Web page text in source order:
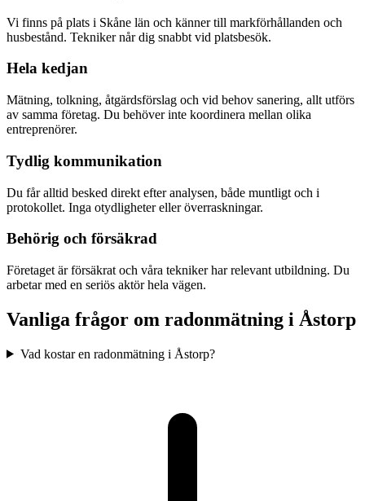
Vi finns på plats i Skåne län och känner till markförhållanden och
husbestånd. Tekniker når dig snabbt vid platsbesök.
Hela kedjan
Mätning, tolkning, åtgärdsförslag och vid behov sanering, allt utförs
av samma företag. Du behöver inte koordinera mellan olika
entreprenörer.
Tydlig kommunikation
Du får alltid besked direkt efter analysen, både muntligt och i
protokollet. Inga otydligheter eller överraskningar.
Behörig och försäkrad
Företaget är försäkrat och våra tekniker har relevant utbildning. Du
arbetar med en seriös aktör hela vägen.
Vanliga frågor om radonmätning i Åstorp
Vad kostar en radonmätning i Åstorp?